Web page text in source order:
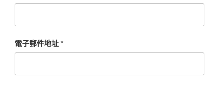
電子郵件地址*